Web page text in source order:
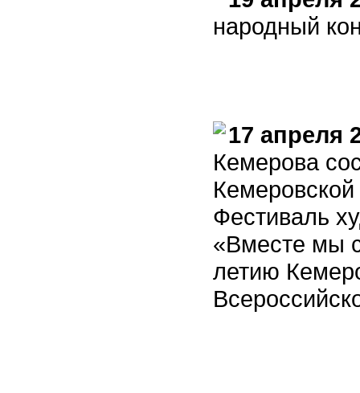
народный
17 апреля
Кемерова
Фестиваль
«Вместе мы
летию